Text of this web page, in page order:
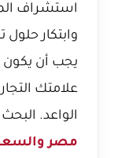
استشراف
وابتكار
يجب أن يكون
علامتك
الواعد.
مصر